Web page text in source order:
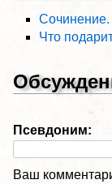
Сочинение.
Что
Псевдоним:
Ваш